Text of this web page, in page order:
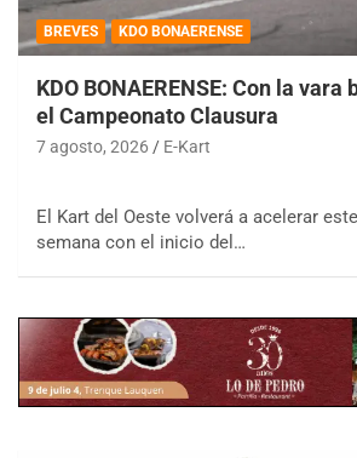
BREVES KDO BONAERENSE
KDO BONAERENSE: Con la
el Campeonato Clausura
7 agosto, 2026 E-Kart
El Kart del Oeste volverá a acelerar
semana con el inicio del…